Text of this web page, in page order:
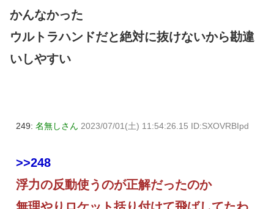
かんなかった
ウルトラハンドだと絶対に抜けないから勘違
いしやすい
249: 名無しさん 2023/07/01(土) 11:54:26.15 ID:SXOVRBIpd
>>248
浮力の反動使うのが正解だったのか